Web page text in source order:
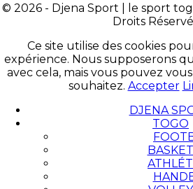
© 2026 - Djena Sport | le sport
Droits
Ce site utilise des cookies
expérience. Nous supposerons
avec cela, mais vous pouvez
souhaitez. Accepter
DJENA
TOGO